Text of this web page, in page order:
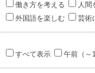
働き方を考える
人間
外国語を楽しむ
芸術
すべて表示 午前（～